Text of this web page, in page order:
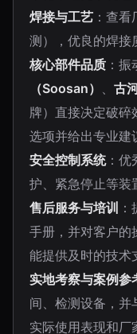
焊接与工艺 ：查
测），优良的焊接
核心部件品质 ：
（Soosan） 、 古
牌）直接决定破碎
选项并给出专业建
安全控制系统：优
护、紧急停止等装
售后服务与培训
手册，并对客户的
能提供及时的技术
实地考察与案例参
间、检测设备，并
实际使用表现和厂